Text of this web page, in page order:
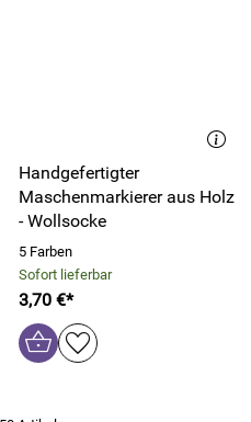
Handgefertigter
Maschenmarkierer aus Holz
- Wollsocke
5 Farben
Sofort lieferbar
3,70 €*